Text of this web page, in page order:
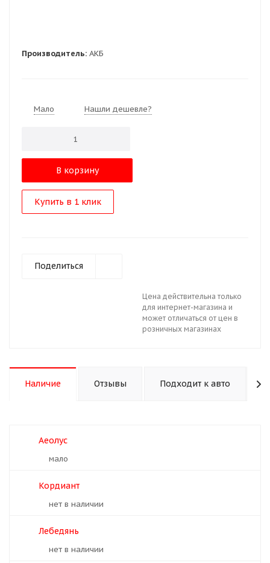
Производитель: АКБ
Мало Нашли дешевле?
В корзину
Купить в 1 клик
Поделиться
Цена действительна только
для интернет-магазина и
может отличаться от цен в
розничных магазинах
Наличие Отзывы Подходит к авто
Аеолус
Мало
Кордиант
Нет в наличии
Лебедянь
Нет в наличии